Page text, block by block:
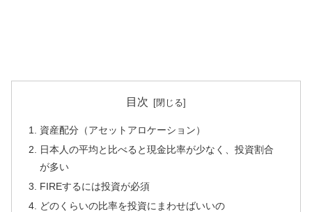
目次
資産配分（アセットアロケーション）
日本人の平均と比べると現金比率が少なく、投資割合
が多い
FIREするには投資が必須
どのくらいの比率を投資にまわせばいいの